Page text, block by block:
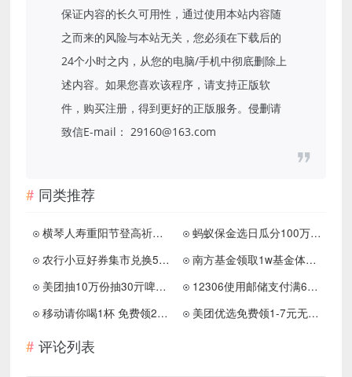
保证内容的长久可用性，通过使用本站内容随
之而来的风险与本站无关，您必须在下载后的
24个小时之内，从您的电脑/手机中彻底删除上
述内容。如果您喜欢该程序，请支持正版软
件，购买注册，得到更好的正版服务。侵删请
致信E-mail： 29160@163.com
同类推荐
横琴人寿重阳节登高祈福抽微信红包、琴豆 亲测中1.17元
蚂蚁保金选日瓜分100万红包
农行小豆好券集市兑换5元京东E卡
南方基金领取1w基金体验金到期可提现0.38~1.38元红包
美团抽10万份抽30亓啤酒免单
12306使用邮储支付满60减15元
移动请你喝1杯 免费领29元库迪咖啡 蜜雪冰城等代金券
美团优选免费领1-7元无门槛券 限当天使用
评论列表